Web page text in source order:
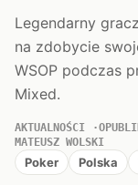
Legendarny
na zdobycie
WSOP podczas
Mixed.
AKTUALNOŚCI
MATEUSZ WOLSKI
Poker Polska